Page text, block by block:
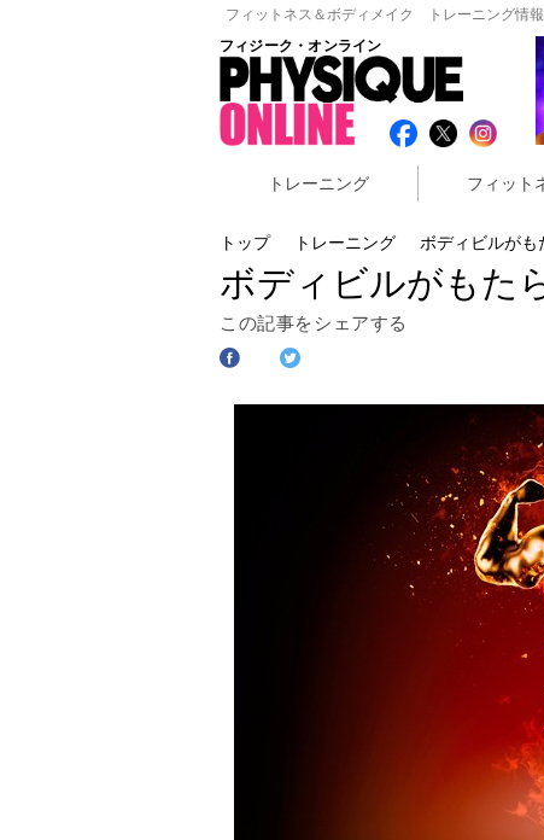
フィットネス＆ボディメイク トレーニング情
フィジーク・オンライン
トレーニング フィット
トップ トレーニング ボディビルがも
ボディビルがもた
この記事をシェアする